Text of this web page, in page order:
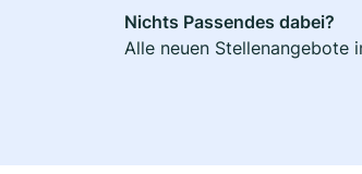
Nichts Passendes dabei?
Alle neuen Stellenangebote